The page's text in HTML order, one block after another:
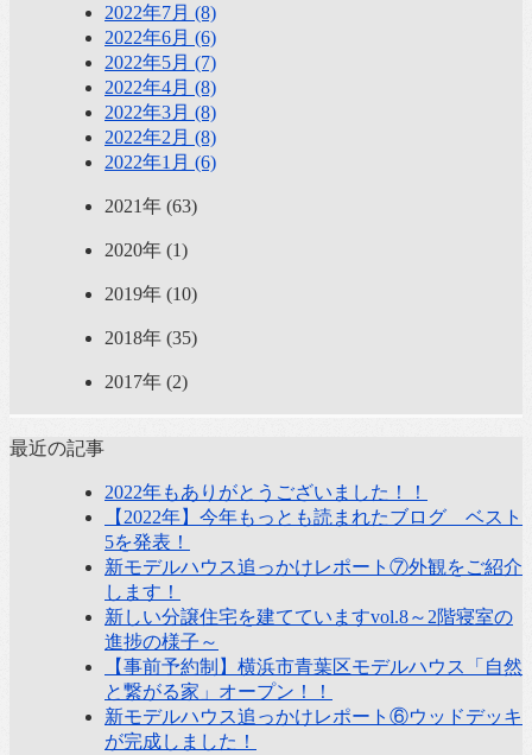
2022年7月 (8)
2022年6月 (6)
2022年5月 (7)
2022年4月 (8)
2022年3月 (8)
2022年2月 (8)
2022年1月 (6)
2021年 (63)
2020年 (1)
2019年 (10)
2018年 (35)
2017年 (2)
最近の記事
2022年もありがとうございました！！
【2022年】今年もっとも読まれたブログ ベスト
5を発表！
新モデルハウス追っかけレポート⑦外観をご紹介
します！
新しい分譲住宅を建てていますvol.8～2階寝室の
進捗の様子～
【事前予約制】横浜市青葉区モデルハウス「自然
と繋がる家」オープン！！
新モデルハウス追っかけレポート⑥ウッドデッキ
が完成しました！